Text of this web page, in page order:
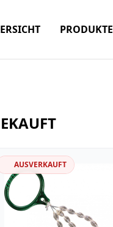
PRODUKTE
AUSVERKAUFT